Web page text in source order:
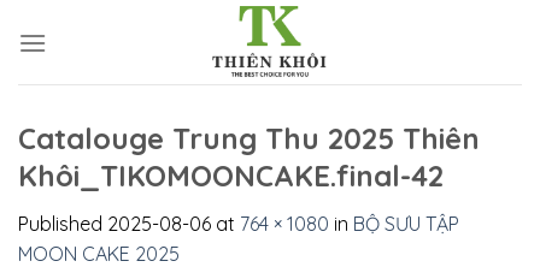
Catalouge Trung Thu 2025 Thiên
Khôi_TIKOMOONCAKE.final-42
Published 2025-08-06 at 764 × 1080 in BỘ SƯU TẬP
MOON CAKE 2025